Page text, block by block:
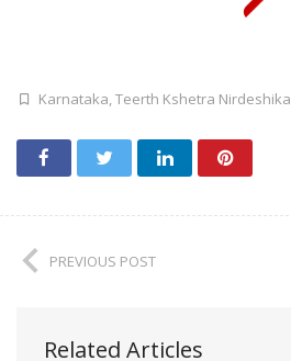
Karnataka Teerth Kshetra Nirdeshika
PREVIOUS POST
Related Articles